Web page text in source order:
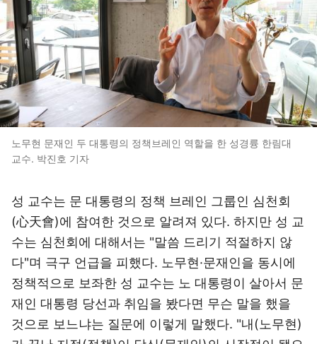
노무현 문재인 두 대통령의 정책브레인 역할을 한 성경륭 한림대
교수. 박진호 기자
성 교수는 문 대통령의 정책 브레인 그룹인 심천회
(心天會)에 참여한 것으로 알려져 있다. 하지만 성 교
수는 심천회에 대해서는 "말씀 드리기 적절하지 않
다"며 극구 언급을 피했다. 노무현·문재인을 동시에
정책적으로 보좌한 성 교수는 노 대통령이 살아서 문
재인 대통령 당선과 취임을 봤다면 무슨 말을 했을
것으로 보느냐는 질문에 이렇게 말했다. "내(노무현)